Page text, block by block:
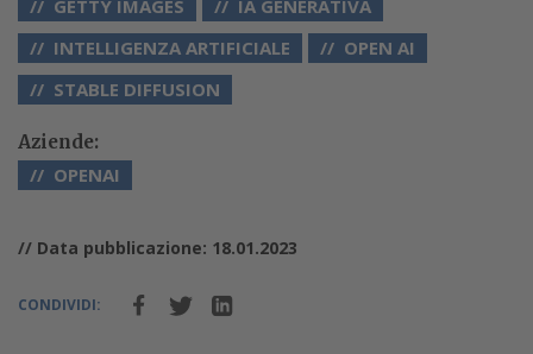
GETTY IMAGES
IA GENERATIVA
INTELLIGENZA ARTIFICIALE
OPEN AI
STABLE DIFFUSION
Aziende:
OPENAI
// Data pubblicazione: 18.01.2023
CONDIVIDI: